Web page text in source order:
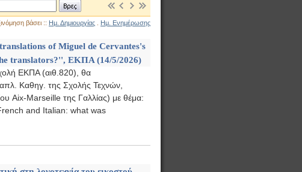
Βρες
βάσει :: Ημ. Δημιουργίας
Ημ. Ενημέρωσης
of Miguel de Cervantes's
translators?'', ΕΚΠΑ (14/5/2026)
ΕΚΠΑ (αιθ.820), θα
Καθηγ. της Σχολής Τεχνών,
Aix-Marseille της Γαλλίας) με θέμα:
and Italian: what was